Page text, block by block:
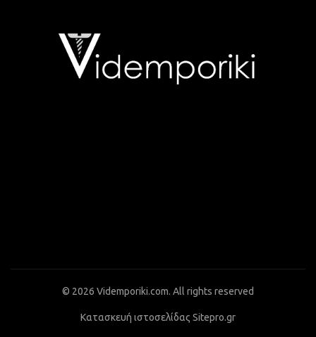
© 2026 Videmporiki.com. All rights reserved
Κατασκευή ιστοσελίδας Sitepro.gr